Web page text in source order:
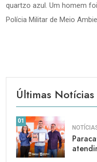
quartzo azul. Um homem
Polícia Militar de Meio
Últimas Notícias
01